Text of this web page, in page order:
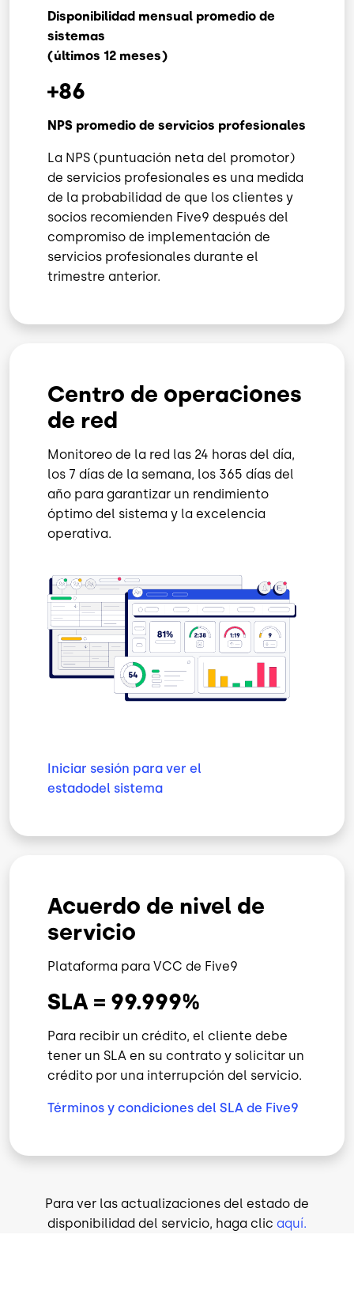
Disponibilidad mensual promedio de
sistemas
(últimos 12 meses)
+86
NPS promedio de servicios profesionales
La NPS (puntuación neta del promotor)
de servicios profesionales es una medida
de la probabilidad de que los clientes y
socios recomienden Five9 después del
compromiso de implementación de
servicios profesionales durante el
trimestre anterior.
Centro de operaciones
de red
Monitoreo de la red las 24 horas del día,
los 7 días de la semana, los 365 días del
año para garantizar un rendimiento
óptimo del sistema y la excelencia
operativa.
Iniciar sesión para ver el
estadodel sistema
Acuerdo de nivel de
servicio
Plataforma para VCC de Five9
SLA = 99.999%
Para recibir un crédito, el cliente debe
tener un SLA en su contrato y solicitar un
crédito por una interrupción del servicio.
Términos y condiciones del SLA de Five9
Para ver las actualizaciones del estado de
disponibilidad del servicio, haga clic aquí.